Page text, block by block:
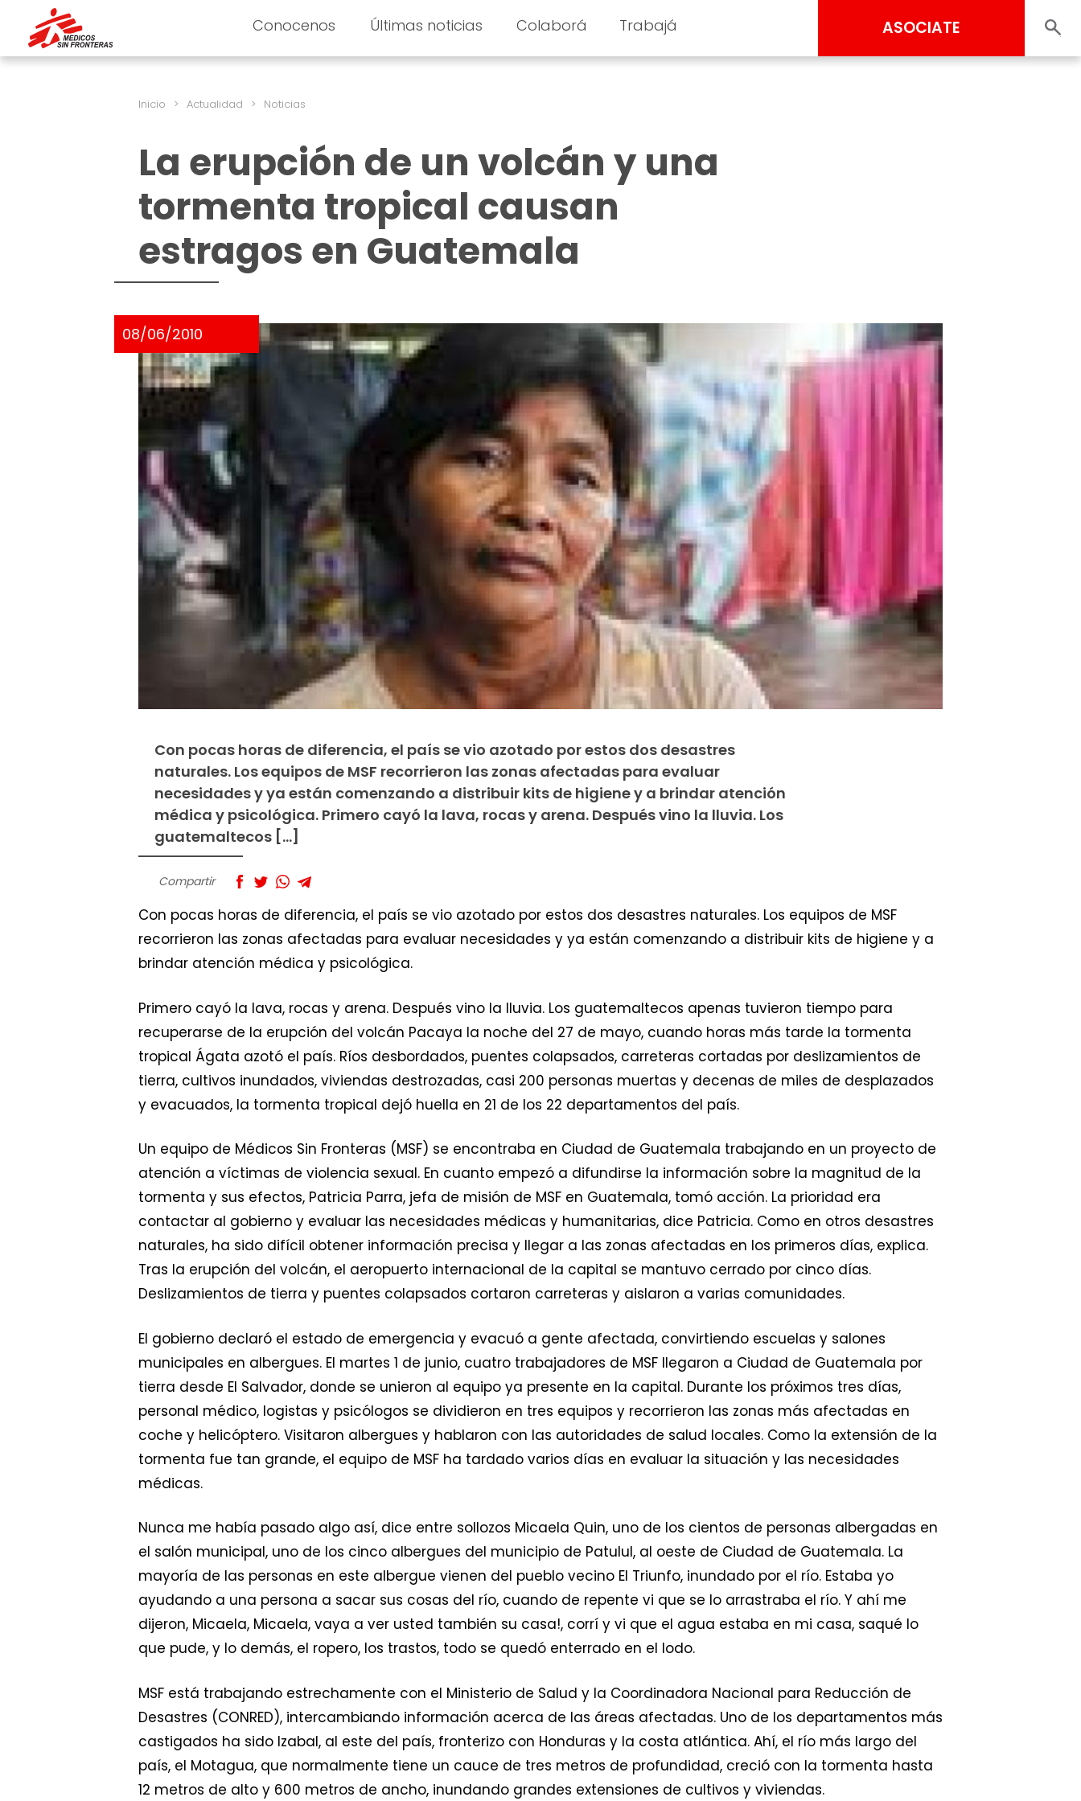
Conocenos Últimas noticias Colaborá Trabajá ASOCIATE
Inicio > Actualidad > Noticias
La erupción de un volcán y una
tormenta tropical causan
estragos en Guatemala
08/06/2010
Con pocas horas de diferencia, el país se vio azotado por estos dos desastres
naturales. Los equipos de MSF recorrieron las zonas afectadas para evaluar
necesidades y ya están comenzando a distribuir kits de higiene y a brindar atención
médica y psicológica. Primero cayó la lava, rocas y arena. Después vino la lluvia. Los
guatemaltecos […]
Compartir
Con pocas horas de diferencia, el país se vio azotado por estos dos desastres naturales. Los equipos de MSF
recorrieron las zonas afectadas para evaluar necesidades y ya están comenzando a distribuir kits de higiene y a
brindar atención médica y psicológica.
Primero cayó la lava, rocas y arena. Después vino la lluvia. Los guatemaltecos apenas tuvieron tiempo para
recuperarse de la erupción del volcán Pacaya la noche del 27 de mayo, cuando horas más tarde la tormenta
tropical Ágata azotó el país. Ríos desbordados, puentes colapsados, carreteras cortadas por deslizamientos de
tierra, cultivos inundados, viviendas destrozadas, casi 200 personas muertas y decenas de miles de desplazados
y evacuados, la tormenta tropical dejó huella en 21 de los 22 departamentos del país.
Un equipo de Médicos Sin Fronteras (MSF) se encontraba en Ciudad de Guatemala trabajando en un proyecto de
atención a víctimas de violencia sexual. En cuanto empezó a difundirse la información sobre la magnitud de la
tormenta y sus efectos, Patricia Parra, jefa de misión de MSF en Guatemala, tomó acción. La prioridad era
contactar al gobierno y evaluar las necesidades médicas y humanitarias, dice Patricia. Como en otros desastres
naturales, ha sido difícil obtener información precisa y llegar a las zonas afectadas en los primeros días, explica.
Tras la erupción del volcán, el aeropuerto internacional de la capital se mantuvo cerrado por cinco días.
Deslizamientos de tierra y puentes colapsados cortaron carreteras y aislaron a varias comunidades.
El gobierno declaró el estado de emergencia y evacuó a gente afectada, convirtiendo escuelas y salones
municipales en albergues. El martes 1 de junio, cuatro trabajadores de MSF llegaron a Ciudad de Guatemala por
tierra desde El Salvador, donde se unieron al equipo ya presente en la capital. Durante los próximos tres días,
personal médico, logistas y psicólogos se dividieron en tres equipos y recorrieron las zonas más afectadas en
coche y helicóptero. Visitaron albergues y hablaron con las autoridades de salud locales. Como la extensión de la
tormenta fue tan grande, el equipo de MSF ha tardado varios días en evaluar la situación y las necesidades
médicas.
Nunca me había pasado algo así, dice entre sollozos Micaela Quin, uno de los cientos de personas albergadas en
el salón municipal, uno de los cinco albergues del municipio de Patulul, al oeste de Ciudad de Guatemala. La
mayoría de las personas en este albergue vienen del pueblo vecino El Triunfo, inundado por el río. Estaba yo
ayudando a una persona a sacar sus cosas del río, cuando de repente vi que se lo arrastraba el río. Y ahí me
dijeron, Micaela, Micaela, vaya a ver usted también su casa!, corrí y vi que el agua estaba en mi casa, saqué lo
que pude, y lo demás, el ropero, los trastos, todo se quedó enterrado en el lodo.
MSF está trabajando estrechamente con el Ministerio de Salud y la Coordinadora Nacional para Reducción de
Desastres (CONRED), intercambiando información acerca de las áreas afectadas. Uno de los departamentos más
castigados ha sido Izabal, al este del país, fronterizo con Honduras y la costa atlántica. Ahí, el río más largo del
país, el Motagua, que normalmente tiene un cauce de tres metros de profundidad, creció con la tormenta hasta
12 metros de alto y 600 metros de ancho, inundando grandes extensiones de cultivos y viviendas.